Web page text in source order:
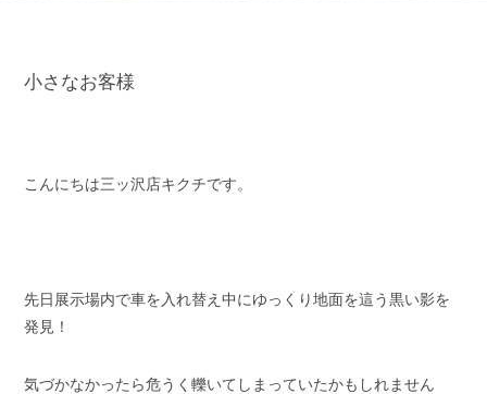
スタッフ紹介
買取無料査定
スタッフブログ
小さなお客様
こんにちは三ッ沢店キクチです。
先日展示場内で車を入れ替え中にゆっくり地面を這う黒い影を
発見！
気づかなかったら危うく轢いてしまっていたかもしれません